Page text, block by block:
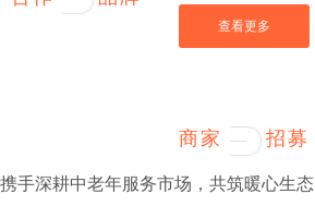
查看更多
商家 招募
携手深耕中老年服务市场，共筑暖心生态